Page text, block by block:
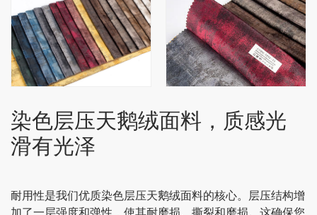
染色层压天鹅绒面料，质感光
滑有光泽
耐用性是我们优质染色层压天鹅绒面料的核心。层压结构增